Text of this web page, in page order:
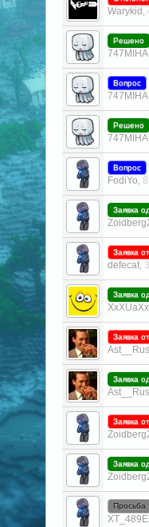
Warykid
Решено
Вопрос
Решено
Вопрос
FodiYo
Заявка
Заявка
defecat
Заявка
Заявка
Ast__Rus
Заявка
Ast__Rus
Заявка
Заявка
Просьба